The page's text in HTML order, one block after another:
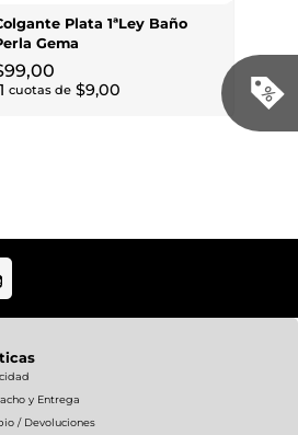
Plata 1ªLey Baño
Gema
99,00
cuotas de $9,00
y Entrega
/ Devoluciones